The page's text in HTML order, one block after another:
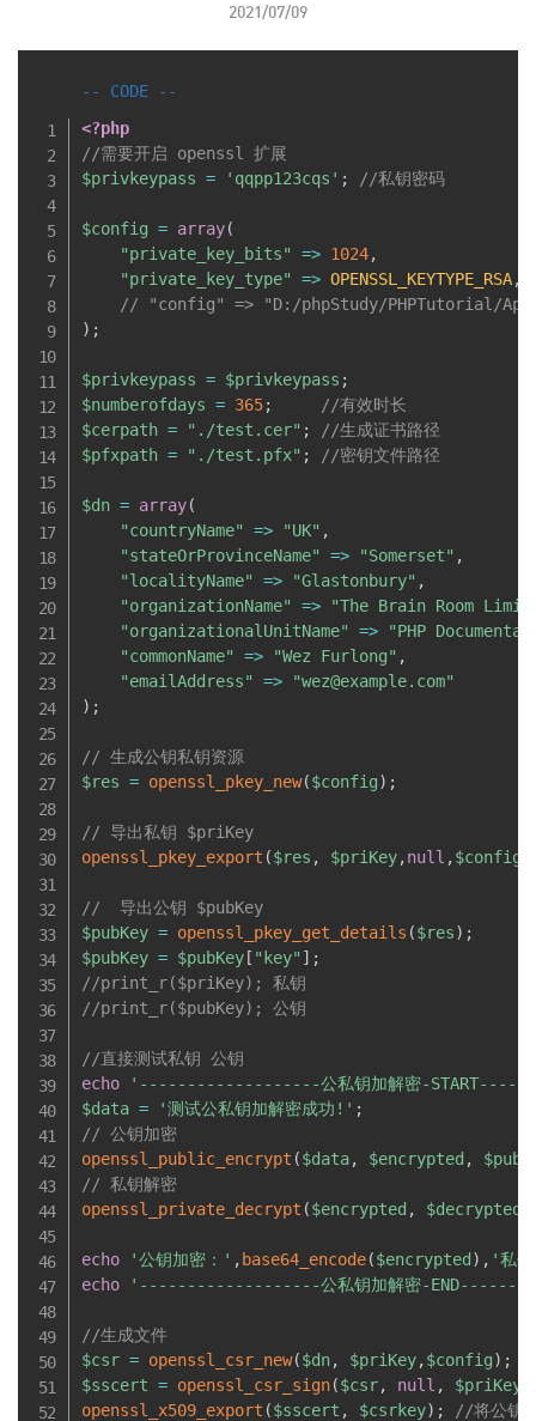
2021/07/09
<?php
//需要开启 openssl 扩展
$privkeypass = 'qqpp123cqs' ; //私钥密码
$config = array(
"private_key_bits"
=> 1024,
"private_key_type"
=> OPENSSL_KEYTYPE_RSA,
// "config" => "D:/phpStudy/PHPTutorial/
) ;
$privkeypass = $privkeypass ;
$numberofdays = 365;
//有效时长
$cerpath = "./test.cer" ;
//生成证书路径
$pfxpath = "./test.pfx" ; //密钥文件路径
$dn = array(
"countryName"
=> "UK" ,
"stateOrProvinceName"
=> "Somerset" ,
"localityName"
=> "Glastonbury" ,
"organizationName"
=>
"The Brain Room
"organizationalUnitName"
=>
"PHP
"commonName"
=> "Wez Furlong" ,
"emailAddress"
=>
"wez@example.com"
) ;
// 生成公钥私钥资源
$res = openssl_pkey_new($config) ;
// 导出私钥 $priKey
openssl_pkey_export ($res , $priKey,null ,$config
//  导出公钥 $pubKey
$pubKey = openssl_pkey_get_details ($res) ;
$pubKey = $pubKey [ "key" ] ;
//print_r($priKey); 私钥
//print_r($pubKey); 公钥
//直接测试私钥 公钥
echo
'-------------------公私钥加解密-
$data = '测试公私钥加解密成功!' ;
// 公钥加密
openssl_public_encrypt ($data, $encrypted ,
// 私钥解密
openssl_private_decrypt ($encrypted , $decrypted
echo '公钥加密：' , base64_encode($encrypted ) , '私
echo
'-------------------公私钥加解密-
//生成文件
$csr = openssl_csr_new($dn, $priKey,$config) ;
$sscert = openssl_csr_sign($csr, null , $priKey
openssl_x509_export ($sscert , $csrkey) ; //将公钥